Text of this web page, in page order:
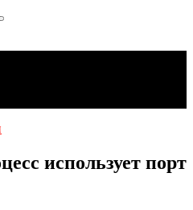
использует порт